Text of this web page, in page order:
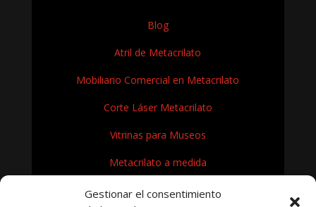
Gestionar el consentimiento
Blog
Atril de Metacrilato
Mobiliario Comercial en Metacrilato
Corte Láser Metacrilato
Vitrinas para Museos
Metacrilato a medida
Rótulos en Metacrilato